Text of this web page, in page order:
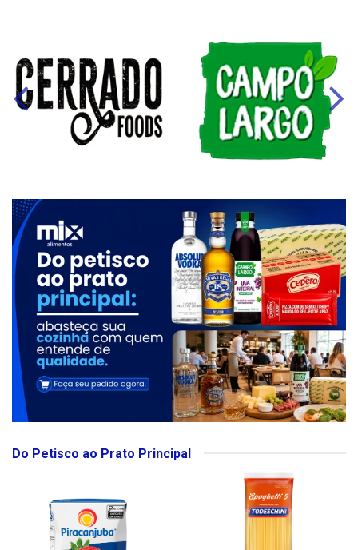
Do Petisco ao Prato Principal